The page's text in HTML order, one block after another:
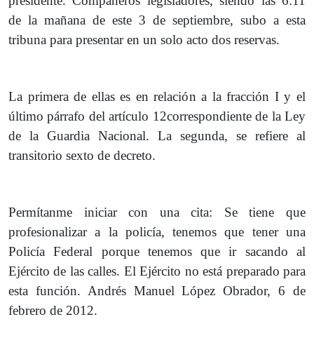
de la mañana de este 3 de septiembre, subo a esta
tribuna para presentar en un solo acto dos reservas.
La primera de ellas es en relación a la fracción I y el
último párrafo del artículo 12correspondiente de la Ley
de la Guardia Nacional. La segunda, se refiere al
transitorio sexto de decreto.
Permítanme iniciar con una cita: Se tiene que
profesionalizar a la policía, tenemos que tener una
Policía Federal porque tenemos que ir sacando al
Ejército de las calles. El Ejército no está preparado para
esta función. Andrés Manuel López Obrador, 6 de
febrero de 2012.